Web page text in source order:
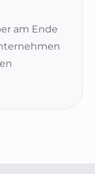
am Ende